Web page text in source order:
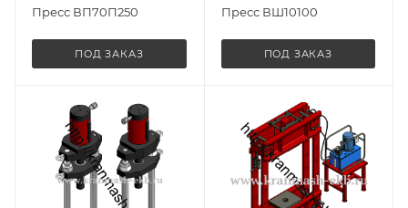
Пресс ВП70П250
ПОД ЗАКАЗ
Пресс ВШ10100
ПОД ЗАКАЗ